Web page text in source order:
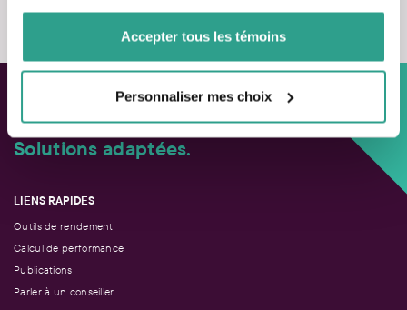
de votre utilisation de leurs services.
Accepter tous les témoins
Personnaliser mes choix
Approche personnalisée,
Solutions adaptées.
LIENS RAPIDES
Outils de rendement
Calcul de performance
Publications
Parler à un conseiller